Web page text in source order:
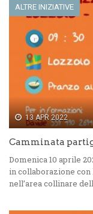
ALTRE INIZIATIVE
13 APR 2022
Camminata
Domenica 10 aprile
in collaborazione con
nell’area collinare